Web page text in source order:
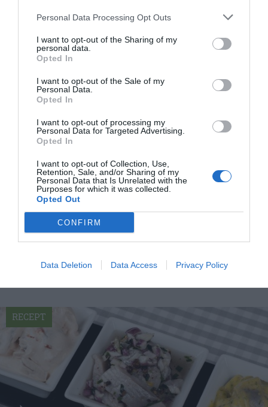
Personal Data Processing Opt Outs
I want to opt-out of the Sharing of my
personal data.
Opted In
I want to opt-out of the Sale of my
Personal Data.
Opted In
I want to opt-out of processing my
Personal Data for Targeted Advertising.
Opted In
I want to opt-out of Collection, Use,
Retention, Sale, and/or Sharing of my
Personal Data that Is Unrelated with the
Purposes for which it was collected.
Opted Out
CONFIRM
Data Deletion Data Access Privacy Policy
Inlagd sill från grunden eller på minuten
Prinsen från djupen. Allt om sill strömming samt
sillrecept till midsommar, julbord och påskbord.
Lägg...
RECEPT